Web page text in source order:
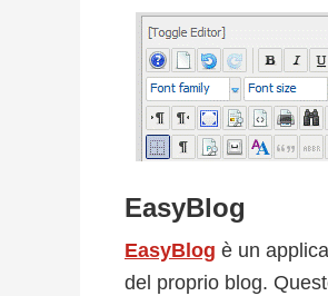
EasyBlog
EasyBlog è un
del proprio blog.